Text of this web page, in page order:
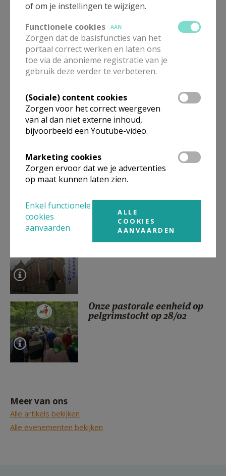
Eucharistievieringen
Vormselwerking 2025-2026
Vieringen in de Goede Week
Onze pastorale eenheid op
pelgrimstocht op 28/02
Meer van ons
Alle artikels bekijken
Alle evenementen bekijken
of om je instellingen te wijzigen.
Functionele cookies
AAN
Zorgen dat de basisfuncties van het
portaal correct werken en laten ons
toe via de anonieme registratie van je
gebruik deze verder te verbeteren.
(Sociale) content cookies
Zorgen voor het correct weergeven
van al dan niet externe inhoud,
bijvoorbeeld een Youtube-video.
Marketing cookies
Zorgen ervoor dat we je advertenties
op maat kunnen laten zien.
Enkel functionele
cookies
aanvaarden
ALLE
COOKIES
AANVAARDEN